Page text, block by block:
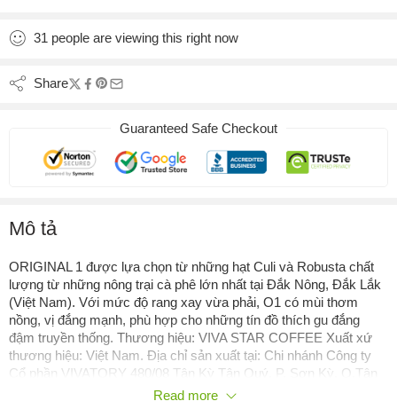
31 people are viewing this right now
Share
Guaranteed Safe Checkout
Mô tả
ORIGINAL 1 được lựa chọn từ những hạt Culi và Robusta chất
lượng từ những nông trại cà phê lớn nhất tại Đắk Nông, Đắk Lắk
(Việt Nam). Với mức độ rang xay vừa phải, O1 có mùi thơm
nồng, vị đắng mạnh, phù hợp cho những tín đồ thích gu đắng
đậm truyền thống. Thương hiệu: VIVA STAR COFFEE Xuất xứ
thương hiệu: Việt Nam. Địa chỉ sản xuất tại: Chi nhánh Công ty
Cổ phần VIVATORY 480/08 Tân Kỳ Tân Quý, P. Sơn Kỳ. Q.Tân
Phú, TP.HCM Thành phần: – Hạt Culi – Hạt Robusta Hương vị:
Read more